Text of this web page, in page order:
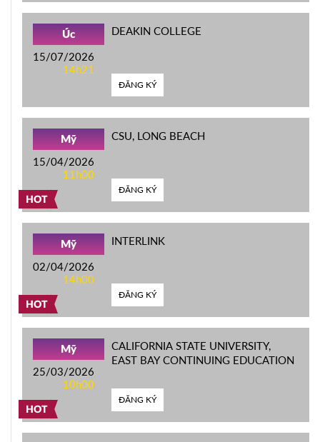
Úc
15/07/2026
14h21
DEAKIN COLLEGE
ĐĂNG KÝ
HOT
Mỹ
15/04/2026
11h00
CSU, LONG BEACH
ĐĂNG KÝ
HOT
Mỹ
02/04/2026
14h00
INTERLINK
ĐĂNG KÝ
HOT
Mỹ
25/03/2026
10h00
CALIFORNIA STATE UNIVERSITY,
EAST BAY CONTINUING EDUCATION
ĐĂNG KÝ